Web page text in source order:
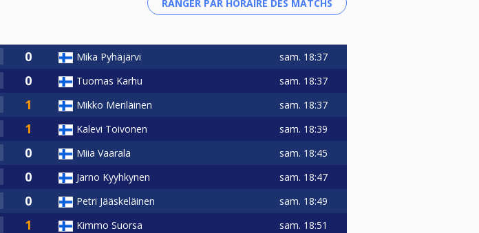
Mika Pyhäjärvi sam. 18:37
Tuomas Karhu sam. 18:37
Mikko Meriläinen sam. 18:37
Kalevi Toivonen sam. 18:39
Miia Vaarala sam. 18:45
Jarno Kyyhkynen sam. 18:47
Petri Jääskeläinen sam. 18:49
Kimmo Suorsa sam. 18:51